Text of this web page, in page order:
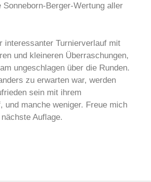
Sonneborn-Berger-Wertung aller
interessanter Turnierverlauf mit
und kleineren Überraschungen,
ungeschlagen über die Runden.
zu erwarten war, werden
sein mit ihrem
und manche weniger. Freue mich
Auflage.